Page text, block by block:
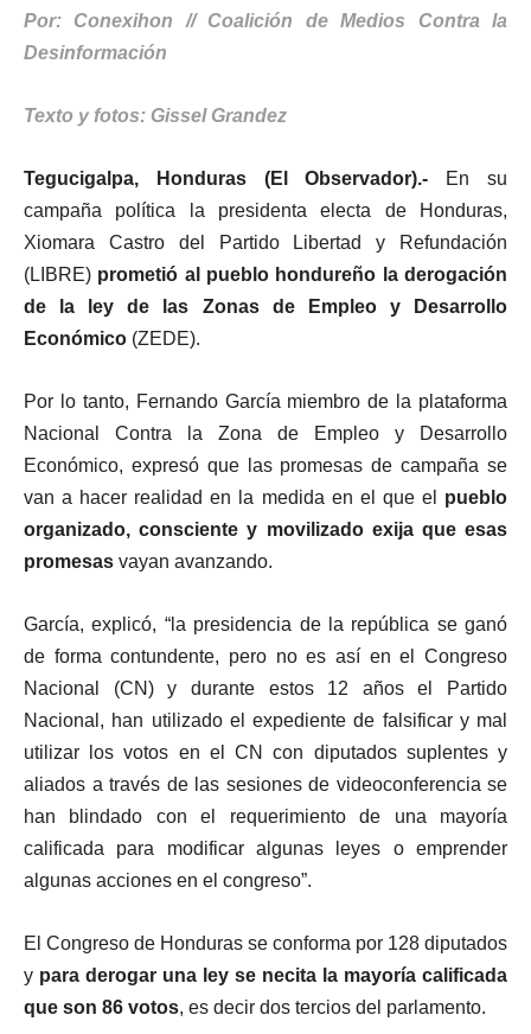
Por: Conexihon // Coalición de Medios Contra la
Desinformación
Texto y fotos: Gissel Grandez
Tegucigalpa, Honduras (El Observador).- En su
campaña política la presidenta electa de Honduras,
Xiomara Castro del Partido Libertad y Refundación
(LIBRE) prometió al pueblo hondureño la derogación
de la ley de
las Zonas de Empleo y Desarrollo
Económico (ZEDE).
Por lo tanto, Fernando García miembro de la plataforma
Nacional Contra la Zona de Empleo y Desarrollo
Económico, expresó que las promesas de campaña se
van a hacer realidad en la medida en el que el pueblo
organizado, consciente y movilizado exija que esas
promesas vayan avanzando.
García, explicó, “la presidencia de la república se ganó
de forma contundente, pero no es así en el Congreso
Nacional (CN) y durante estos 12 años el Partido
Nacional, han utilizado el expediente de falsificar y mal
utilizar los votos en el CN con diputados suplentes y
aliados a través de las sesiones de videoconferencia se
han blindado con el requerimiento de una mayoría
calificada para modificar algunas leyes o emprender
algunas acciones en el congreso”.
El Congreso de Honduras se conforma por 128 diputados
y para derogar una ley se necita la mayoría calificada
que son 86 votos, es decir dos tercios del parlamento.